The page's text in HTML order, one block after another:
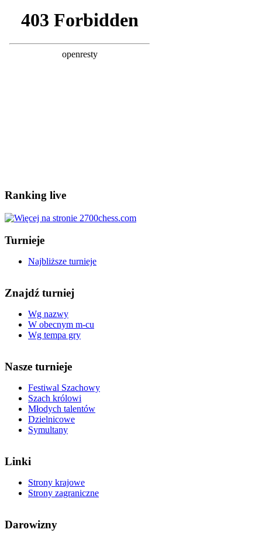
Ranking live
Turnieje
Najbliższe turnieje
Znajdź turniej
Wg nazwy
W obecnym m-cu
Wg tempa gry
Nasze turnieje
Festiwal Szachowy
Szach królowi
Młodych talentów
Dzielnicowe
Symultany
Linki
Strony krajowe
Strony zagraniczne
Darowizny